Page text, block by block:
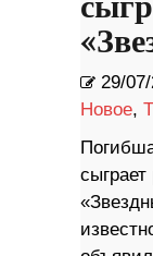
29/
Новое,